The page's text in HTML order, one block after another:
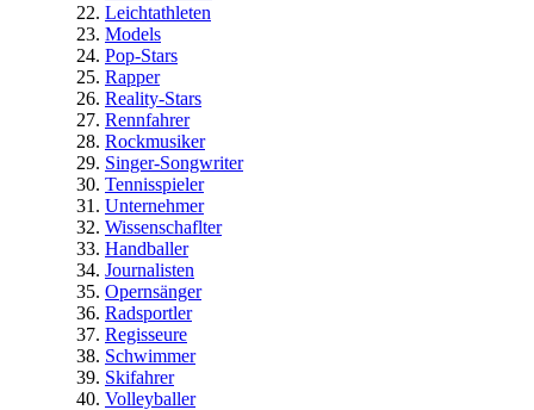
Leichtathleten
Models
Pop-Stars
Rapper
Reality-Stars
Rennfahrer
Rockmusiker
Singer-Songwriter
Tennisspieler
Unternehmer
Wissenschaflter
Handballer
Journalisten
Opernsänger
Radsportler
Regisseure
Schwimmer
Skifahrer
Volleyballer